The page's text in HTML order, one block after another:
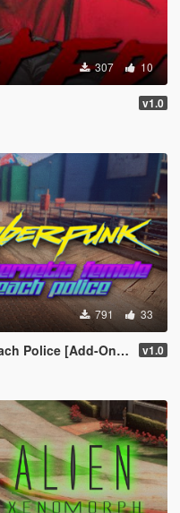
307 10
v1.0
791 33
[Add-On / Replace] v1.0